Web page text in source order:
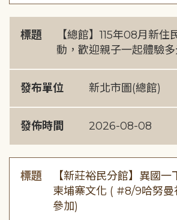
標題
【總館】115年08月新
動，歡迎親子一起體驗
發布單位 新北市圖(總館)
發佈時間 2026-08-08
標題
【新莊裕民分館】異國
柬埔寨文化 ( #8/9哈努曼
參加)